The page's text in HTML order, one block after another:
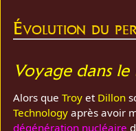
Évolution du
Voyage dans le
Alors queTroy et Dillon
Technology après avoir
dégénération nucléaire